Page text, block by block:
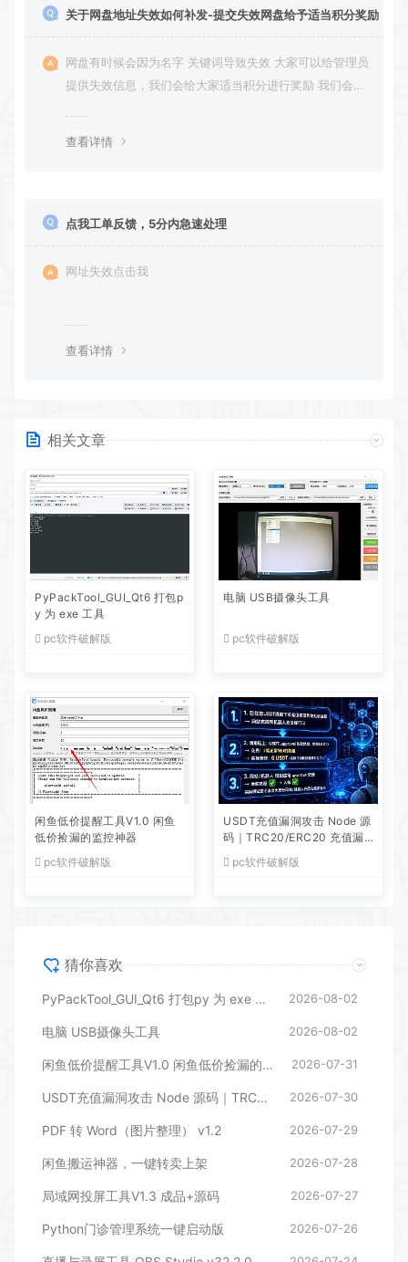
关于网盘地址失效如何补发-提交失效网盘给予适当积分奖励
网盘有时候会因为名字 关键词导致失效 大家可以给管理员
提供失效信息，我们会给大家适当积分进行奖励 我们会第
查看详情
点我工单反馈，5分内急速处理
网址失效点击我
查看详情
相关文章
PyPackTool_GUI_Qt6 打包p
y 为 exe 工具
pc软件破解版
电脑 USB摄像头工具
pc软件破解版
闲鱼低价提醒工具V1.0 闲鱼
低价捡漏的监控神器
pc软件破解版
USDT充值漏洞攻击 Node 源
码｜TRC20/ERC20 充值漏
pc软件破解版
猜你喜欢
PyPackTool_GUI_Qt6 打包py 为 exe 工具 2026-08-02
电脑 USB摄像头工具 2026-08-02
闲鱼低价提醒工具V1.0 闲鱼低价捡漏的监控神器 2026-07-31
USDT充值漏洞攻击 Node 源码｜TRC20/ERC20 充值漏洞利用脚本全套源码 2026-07-30
PDF 转 Word（图片整理） v1.2 2026-07-29
闲鱼搬运神器，一键转卖上架 2026-07-28
局域网投屏工具V1.3 成品+源码 2026-07-27
Python门诊管理系统一键启动版 2026-07-26